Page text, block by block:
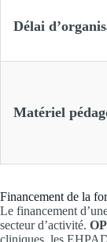
Délai
Matériel
Financement de la
Le financement
secteur d’activité.
cliniques, les